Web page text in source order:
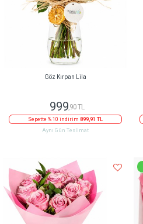
Göz Kırpan Lila
999,90 TL
Sepette % 10 indirim 899,91 TL
Aynı Gün Teslimat